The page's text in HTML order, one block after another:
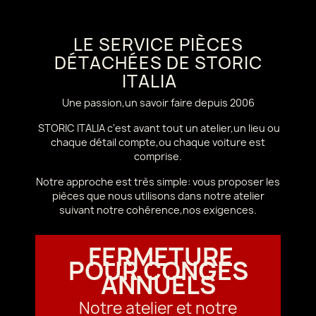
LE SERVICE PIÈCES
DÉTACHÉES DE STORIC
ITALIA
Une passion,un savoir faire depuis 2006
STORIC ITALIA c'est avant tout un atelier,un lieu ou
chaque détail compte,ou chaque voiture est
comprise.
Notre approche est très simple: vous proposer les
pièces que nous utilisons dans notre atelier
suivant notre cohérence,nos exigences.
FERMETURE
POUR CONGÉS
ANNUELS
Notre atelier et notre